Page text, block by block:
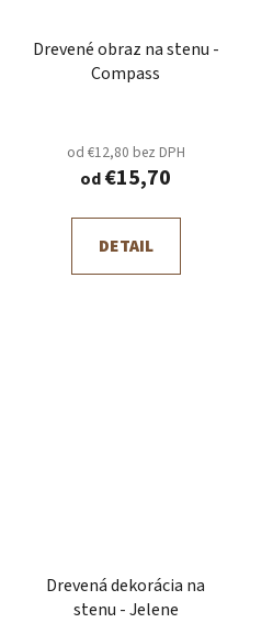
Drevené obraz na stenu -
Compass
od €12,80 bez DPH
od€15,70
DETAIL
Drevená dekorácia na
stenu - Jelene